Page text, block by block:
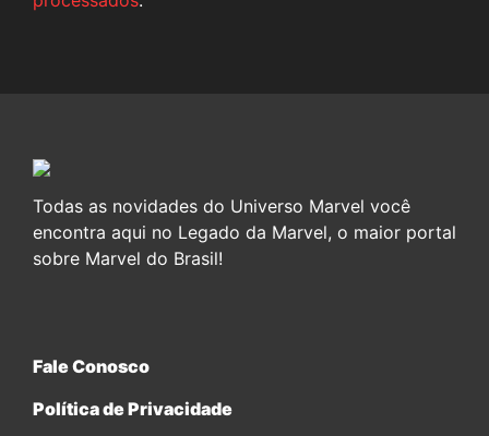
Todas as novidades do Universo Marvel você
encontra aqui no Legado da Marvel, o maior portal
sobre Marvel do Brasil!
Fale Conosco
Política de Privacidade